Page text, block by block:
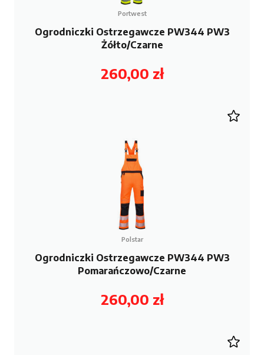
Portwest
Ogrodniczki Ostrzegawcze PW344 PW3
Żółto/Czarne
260,00 zł
Polstar
Ogrodniczki Ostrzegawcze PW344 PW3
Pomarańczowo/Czarne
260,00 zł